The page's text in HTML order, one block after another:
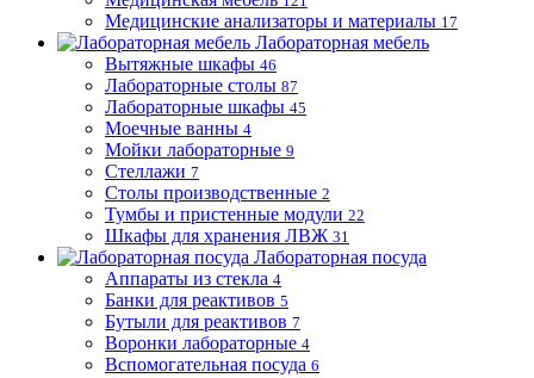
Медицинские анализаторы и материалы 17
Лабораторная мебель
Вытяжные шкафы 46
Лабораторные столы 87
Лабораторные шкафы 45
Моечные ванны 4
Мойки лабораторные 9
Стеллажи 7
Столы производственные 2
Тумбы и пристенные модули 22
Шкафы для хранения ЛВЖ 31
Лабораторная посуда
Аппараты из стекла 4
Банки для реактивов 5
Бутыли для реактивов 7
Воронки лабораторные 4
Вспомогательная посуда 6